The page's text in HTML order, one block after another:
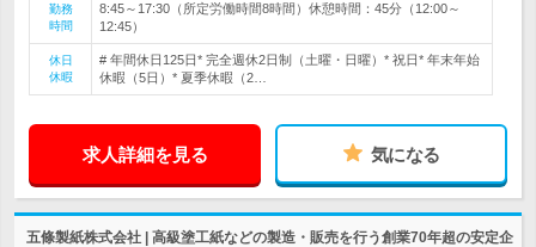
勤務
時間
8:45～17:30（所定労働時間8時間）休憩時間：45分（12:00～
12:45）
休日
休暇
# 年間休日125日* 完全週休2日制（土曜・日曜）* 祝日* 年末年始
休暇（5日）* 夏季休暇（2…
求人詳細を見る 気になる
五條製紙株式会社 | 高級塗工紙などの製造・販売を行う創業70年超の安定企